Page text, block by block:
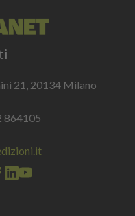
21, 20134 Milano
864105